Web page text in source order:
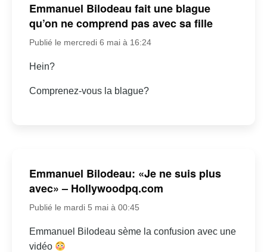
Emmanuel Bilodeau fait une blague
qu’on ne comprend pas avec sa fille
Publié le mercredi 6 mai à 16:24
Hein?
Comprenez-vous la blague?
Emmanuel Bilodeau: «Je ne suis plus
avec» – Hollywoodpq.com
Publié le mardi 5 mai à 00:45
Emmanuel Bilodeau sème la confusion avec une
vidéo